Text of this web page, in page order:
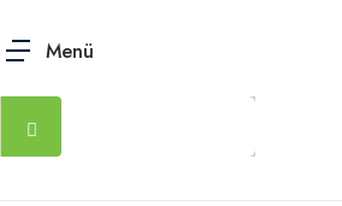
Menü